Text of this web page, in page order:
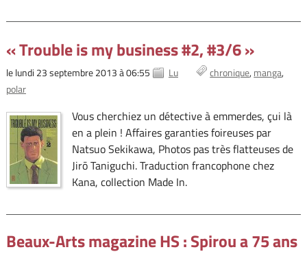
« Trouble is my business #2, #3/6 »
le lundi 23 septembre 2013 à 06:55 Lu chronique manga
polar
Vous cherchiez un détective à emmerdes, çui là
en a plein ! Affaires garanties foireuses par
Natsuo Sekikawa, Photos pas très flatteuses de
Jirō Taniguchi. Traduction francophone chez
Kana, collection Made In.
Beaux-Arts magazine HS : Spirou a 75 ans